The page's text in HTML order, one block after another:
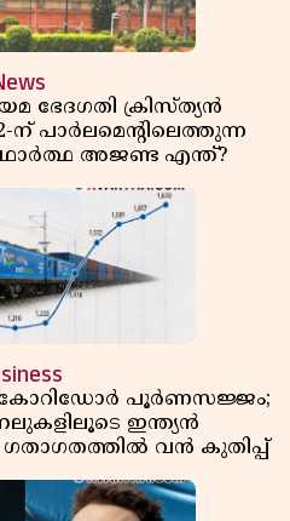
ക്രിസ്ത്യൻ
ന് പാർലമെന്റിലെത്തുന്ന
യഥാർത്ഥ അജണ്ട എന്ത്?
കോറിഡോർ പൂർണസജ്ജം;
ഇന്ത്യൻ
വൻ കുതിപ്പ്